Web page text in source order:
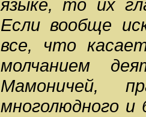
языке, то их
Если вообще
все, что
молчанием
Мамоничей,
многолюдного и